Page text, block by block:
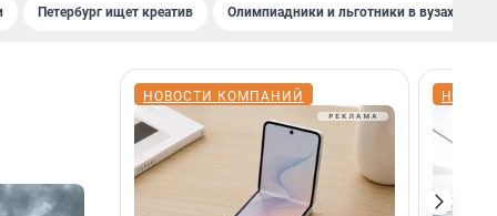
Петербург ищет креатив Олимпиадники и льготники в вузах СПб
НОВОСТИ КОМПАНИЙ